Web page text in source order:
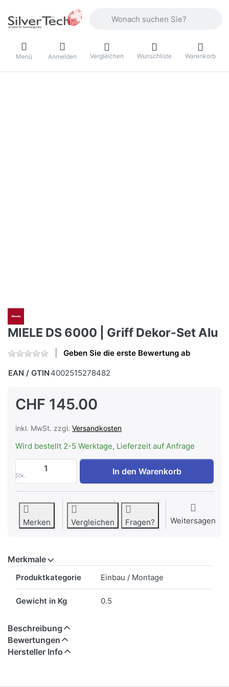
Menü Anmelden Vergleichen Wunschliste Warenkorb
MIELE DS 6000 | Griff Dekor-Set Alu
Geben Sie die erste Bewertung ab
EAN / GTIN 4002515278482
CHF 145.00
inkl. MwSt. zzgl. Versandkosten
Wird bestellt 2-5 Werktage, Lieferzeit auf Anfrage
Stk.
MIELE DS 6000 | Griff Dekor-Set Alu zu
In den Warenkorb
Merken Vergleichen Fragen? Weitersagen
Merkmale
Produktkategorie Einbau / Montage
Gewicht in Kg 0.5
Beschreibung
Bewertungen
Hersteller Info